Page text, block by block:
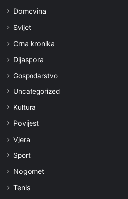
Domovina
Svijet
Crna kronika
Dijaspora
Gospodarstvo
Uncategorized
Kultura
Povijest
Vjera
Sport
Nogomet
Tenis